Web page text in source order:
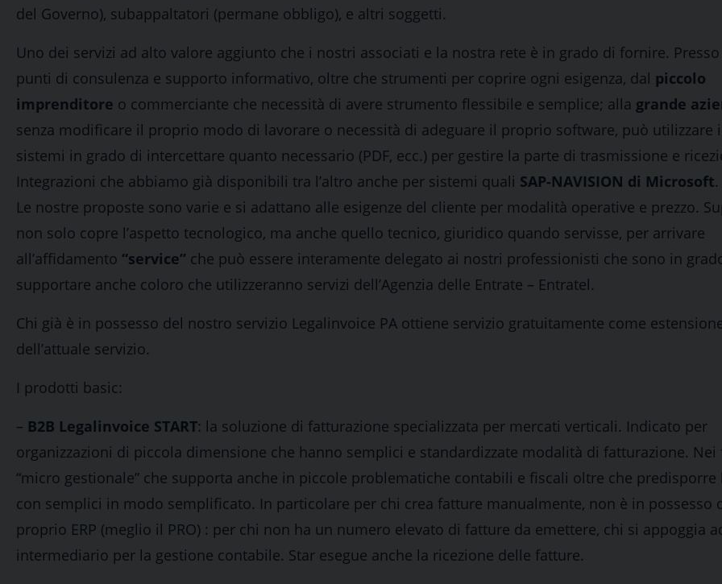
del Governo), subappaltatori (permane obbligo), e altri soggetti.
Uno dei servizi ad alto valore aggiunto che i nostri associati e la nostra rete è in grado di fornire.
punti di consulenza e supporto informativo, oltre che strumenti per coprire ogni esigenza, dal piccolo
imprenditore o commerciante che necessità di avere strumento flessibile e semplice; alla grande
senza modificare il proprio modo di lavorare o necessità di adeguare il proprio software, può utilizzare
sistemi in grado di intercettare quanto necessario (PDF, ecc.) per gestire la parte di trasmissione e
Integrazioni che abbiamo già disponibili tra l’altro anche per sistemi quali SAP-NAVISION di Microsoft.
Le nostre proposte sono varie e si adattano alle esigenze del cliente per modalità operative e prezzo.
non solo copre l’aspetto tecnologico, ma anche quello tecnico, giuridico quando servisse, per arrivare
all’affidamento “service” che può essere interamente delegato ai nostri professionisti che sono in
supportare anche coloro che utilizzeranno servizi dell’Agenzia delle Entrate – Entratel.
Chi già è in possesso del nostro servizio Legalinvoice PA ottiene servizio gratuitamente come
dell’attuale servizio.
I prodotti basic:
– B2B Legalinvoice START: la soluzione di fatturazione specializzata per mercati verticali. Indicato per
organizzazioni di piccola dimensione che hanno semplici e standardizzate modalità di fatturazione. Nei
“micro gestionale” che supporta anche in piccole problematiche contabili e fiscali oltre che predisporre
con semplici in modo semplificato. In particolare per chi crea fatture manualmente, non è in possesso
proprio ERP (meglio il PRO) : per chi non ha un numero elevato di fatture da emettere, chi si appoggia
intermediario per la gestione contabile. Star esegue anche la ricezione delle fatture.